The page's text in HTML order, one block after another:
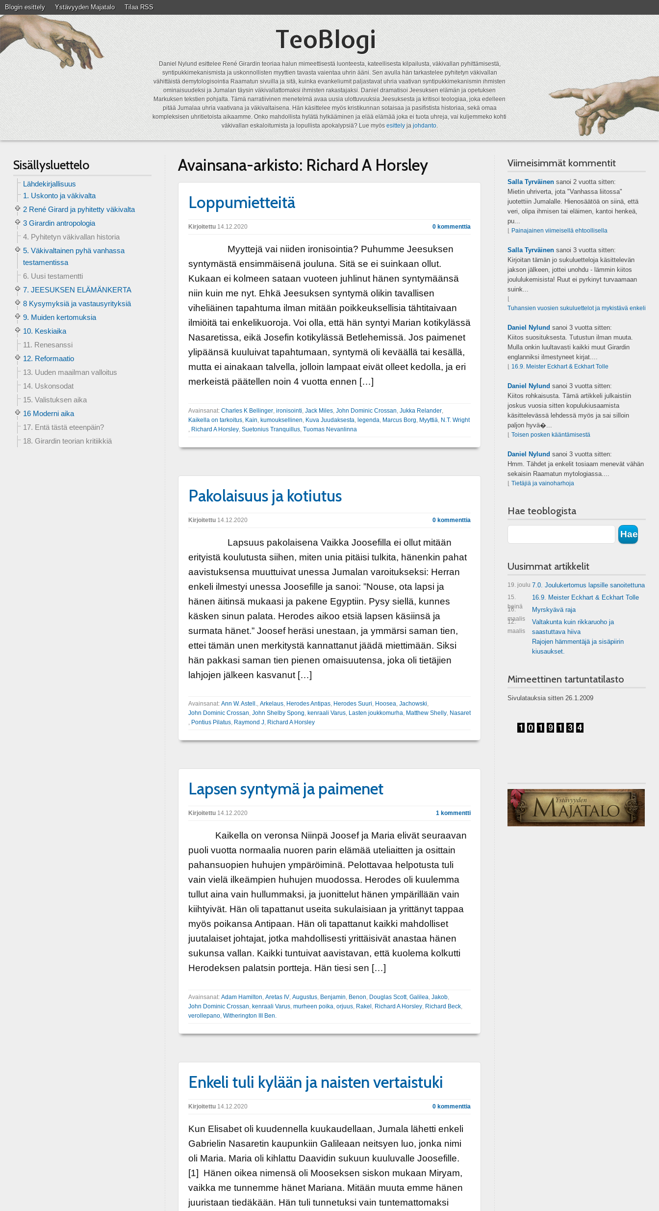
Blogin esittely Ystävyyden Majatalo Tilaa RSS
TeoBlogi
Daniel Nylund esittelee René Girardin teoriaa halun mimeettisestä luonteesta, kateellisesta kilpailusta, väkivallan pyhittämisestä,
syntipukkimekanismista ja uskonnollisten myyttien tavasta vaientaa uhrin ääni. Sen avulla hän tarkastelee pyhitetyn väkivallan
vähittäistä demytologisointia Raamatun sivuilla ja sitä, kuinka evankeliumit paljastavat uhria vaativan syntipukkimekanismin ihmisten
ominaisuudeksi ja Jumalan täysin väkivallattomaksi ihmisten rakastajaksi. Daniel dramatisoi Jeesuksen elämän ja opetuksen
Markuksen tekstien pohjalta. Tämä narratiivinen menetelmä avaa uusia ulottuvuuksia Jeesuksesta ja kritisoi teologiaa, joka edelleen
pitää Jumalaa uhria vaativana ja väkivaltaisena. Hän käsittelee myös kristikunnan sotaisaa ja pasifistista historiaa, sekä omaa
kompleksisen uhritietoista aikaamme. Onko mahdollista hylätä hylkääminen ja elää elämää joka ei tuota uhreja, vai kuljemmeko kohti
väkivallan eskaloitumista ja lopullista apokalypsiä? Lue myösesittelyjajohdanto.
Avainsana-arkisto: Richard A Horsley
Loppumietteitä
Kirjoitettu14.12.2020 0 kommenttia
Myyttejä vai niiden ironisointia? Puhumme Jeesuksen
syntymästä ensimmäisenä jouluna. Sitä se ei suinkaan ollut.
Kukaan ei kolmeen sataan vuoteen juhlinut hänen syntymäänsä
niin kuin me nyt. Ehkä Jeesuksen syntymä olikin tavallisen
viheliäinen tapahtuma ilman mitään poikkeuksellisia tähtitaivaan
ilmiöitä tai enkelikuoroja. Voi olla, että hän syntyi Marian kotikylässä
Nasaretissa, eikä Josefin kotikylässä Betlehemissä. Jos paimenet
ylipäänsä kuuluivat tapahtumaan, syntymä oli keväällä tai kesällä,
mutta ei ainakaan talvella, jolloin lampaat eivät olleet kedolla, ja eri
merkeistä päätellen noin 4 vuotta ennen […]
Avainsanat: Charles K Bellinger, ironisointi Jack Miles, John Dominic Crossan Jukka Relander,
Kaikella on tarkoitus, Kain kumouksellinen Kuva Juudaksesta legenda Marcus Borg Myyttiä N.T. Wright
Richard A Horsley, Suetonius Tranquillus, Tuomas Nevanlinna
Pakolaisuus ja kotiutus
Kirjoitettu14.12.2020 0 kommenttia
Lapsuus pakolaisena Vaikka Joosefilla ei ollut mitään
erityistä koulutusta siihen, miten unia pitäisi tulkita, hänenkin pahat
aavistuksensa muuttuivat unessa Jumalan varoitukseksi: Herran
enkeli ilmestyi unessa Joosefille ja sanoi: ”Nouse, ota lapsi ja
hänen äitinsä mukaasi ja pakene Egyptiin. Pysy siellä, kunnes
käsken sinun palata. Herodes aikoo etsiä lapsen käsiinsä ja
surmata hänet.” Joosef heräsi unestaan, ja ymmärsi saman tien,
ettei tämän unen merkitystä kannattanut jäädä miettimään. Siksi
hän pakkasi saman tien pienen omaisuutensa, joka oli tietäjien
lahjojen jälkeen kasvanut […]
Avainsanat: Ann W. Astell., Arkelaus, Herodes Antipas, Herodes Suuri, Hoosea, Jachowski,
John Dominic Crossan, John Shelby Spong, kenraali Varus, Lasten joukkomurha, Matthew Shelly, Nasaret
, Pontius Pilatus, Raymond J, Richard A Horsley
Lapsen syntymä ja paimenet
Kirjoitettu14.12.2020 1 kommentti
Kaikella on veronsa Niinpä Joosef ja Maria elivät seuraavan
puoli vuotta normaalia nuoren parin elämää uteliaitten ja osittain
pahansuopien huhujen ympäröiminä. Pelottavaa helpotusta tuli
vain vielä ilkeämpien huhujen muodossa. Herodes oli kuulemma
tullut aina vain hullummaksi, ja juonittelut hänen ympärillään vain
kiihtyivät. Hän oli tapattanut useita sukulaisiaan ja yrittänyt tappaa
myös poikansa Antipaan. Hän oli tapattanut kaikki mahdolliset
juutalaiset johtajat, jotka mahdollisesti yrittäisivät anastaa hänen
sukunsa vallan. Kaikki tuntuivat aavistavan, että kuolema kolkutti
Herodeksen palatsin portteja. Hän tiesi sen […]
Avainsanat: Adam Hamilton Aretas IV, Augustus, Benjamin Benon Douglas Scott, Galilea Jakob,
John Dominic Crossan kenraali Varus, murheen poika orjuus, Rakel Richard A Horsley, Richard Beck,
verollepano, Witherington III Ben.
Enkeli tuli kylään ja naisten vertaistuki
Kirjoitettu14.12.2020 0 kommenttia
Kun Elisabet oli kuudennella kuukaudellaan, Jumala lähetti enkeli
Gabrielin Nasaretin kaupunkiin Galileaan neitsyen luo, jonka nimi
oli Maria. Maria oli kihlattu Daavidin sukuun kuuluvalle Joosefille.
[1] Hänen oikea nimensä oli Mooseksen siskon mukaan Miryam,
vaikka me tunnemme hänet Mariana. Mitään muuta emme hänen
juuristaan tiedäkään. Hän tuli tunnetuksi vain tuntemattomaksi
Sisällysluettelo
Lähdekirjallisuus
1. Uskonto ja väkivalta
2 René Girard ja pyhitetty väkivalta
3 Girardin antropologia
4. Pyhitetyn väkivallan historia
5. Väkivaltainen pyhä vanhassa
testamentissa
6. Uusi testamentti
7. JEESUKSEN ELÄMÄNKERTA
8 Kysymyksiä ja vastausyrityksiä
9. Muiden kertomuksia
10. Keskiaika
11. Renesanssi
12. Reformaatio
13. Uuden maailman valloitus
14. Uskonsodat
15. Valistuksen aika
16 Moderni aika
17. Entä tästä eteenpäin?
18. Girardin teorian kritiikkiä
Viimeisimmät kommentit
Salla Tyrväinensanoi 2 vuotta sitten:
Mietin uhriverta, jota "Vanhassa liitossa"
juotettiin Jumalalle. Hienosäätöä on siinä, että
veri, olipa ihmisen tai eläimen, kantoi henkeä,
pu...
Painajainen viimeisellä ehtoollisella
Salla Tyrväinensanoi 3 vuotta sitten:
Kirjoitan tämän jo sukuluetteloja käsittelevän
jakson jälkeen, jottei unohdu - lämmin kiitos
joululukemisista! Ruut ei pyrkinyt turvaamaan
suink...
Tuhansien vuosien sukuluettelot ja mykistävä enkeli
Daniel Nylund sanoi 3 vuotta sitten:
Kiitos suosituksesta. Tutustun ilman muuta.
Mulla onkin luultavasti kaikki muut Girardin
englanniksi ilmestyneet kirjat....
16.9. Meister Eckhart & Eckhart Tolle
Daniel Nylund sanoi 3 vuotta sitten:
Kiitos rohkaisusta. Tämä artikkeli julkaistiin
joskus vuosia sitten kopulukiusaamista
käsittelevässä lehdessä myös ja sai silloin
paljon hyvä�...
Toisen posken kääntämisestä
Daniel Nylund sanoi 3 vuotta sitten:
Hmm. Tähdet ja enkelit tosiaam menevät vähän
sekaisin Raamatun mytologiassa....
Tietäjiä ja vainoharhoja
Hae teoblogista
Uusimmat artikkelit
19. joulu 7.0. Joulukertomus lapsille sanoitettuna
15.
heinä
16.9. Meister Eckhart & Eckhart Tolle
16.
maalis
Myrskyävä raja
12.
maalis
Valtakunta kuin rikkaruoho ja
saastuttava hiiva
Rajojen hämmentäjä ja sisäpiirin
kiusaukset.
Mimeettinen tartuntatilasto
Sivulatauksia sitten 26.1.2009